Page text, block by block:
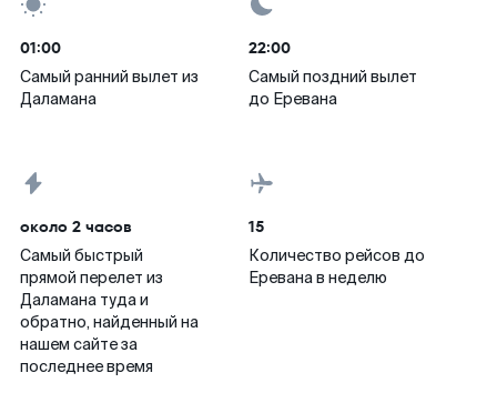
01:00
Самый ранний вылет из
Даламана
22:00
Самый поздний вылет
до Еревана
около 2 часов
Самый быстрый
прямой перелет из
Даламана туда и
обратно, найденный на
нашем сайте за
последнее время
15
Количество рейсов до
Еревана в неделю